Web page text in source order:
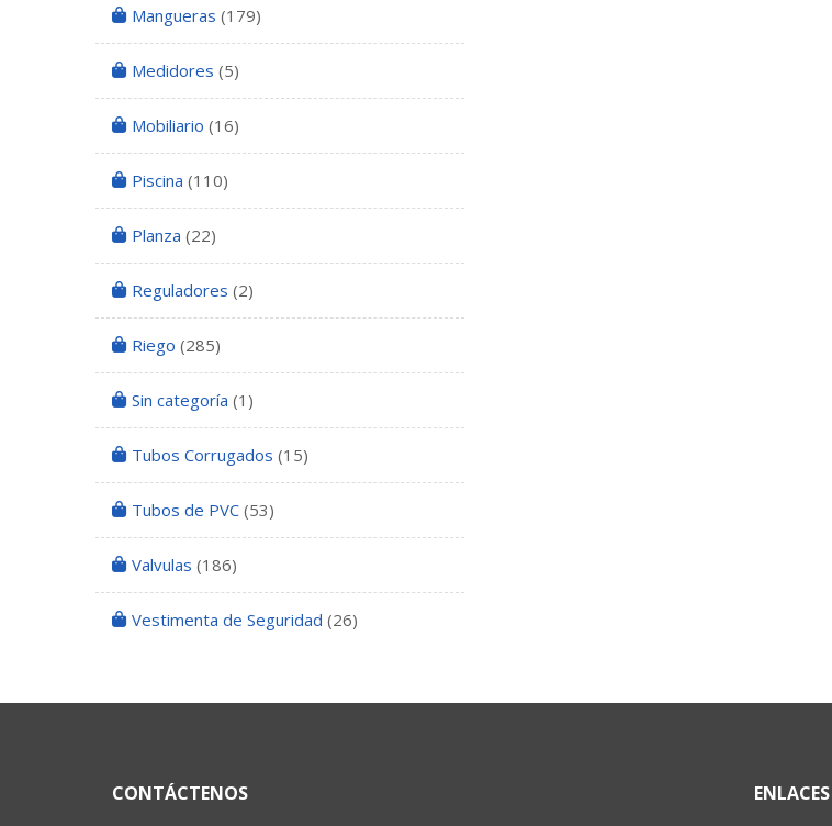
Mangueras (179)
Medidores (5)
Mobiliario (16)
Piscina (110)
Planza (22)
Reguladores (2)
Riego (285)
Sin categoría (1)
Tubos Corrugados (15)
Tubos de PVC (53)
Valvulas (186)
Vestimenta de Seguridad (26)
CONTÁCTENOS ENLACES